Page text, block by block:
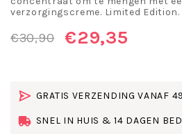
verzorgingscreme. Limited Edition.
€30,90 €29,35
GRATIS VERZENDING VANAF
SNEL IN HUIS & 14 DAGEN